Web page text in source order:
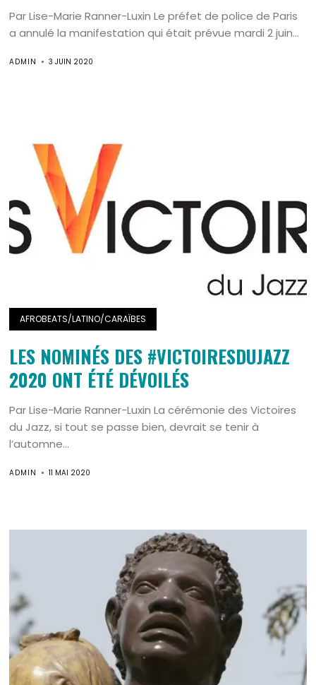
Par Lise-Marie Ranner-Luxin Le préfet de police de Paris
a annulé la manifestation qui était prévue mardi 2 juin...
ADMIN 3 JUIN 2020
AFROBEATS/LATINO/CARAÏBES
LES NOMINÉS DES #VICTOIRESDUJAZZ
2020 ONT ÉTÉ DÉVOILÉS
Par Lise-Marie Ranner-Luxin La cérémonie des Victoires
du Jazz, si tout se passe bien, devrait se tenir à
l’automne...
ADMIN 11 MAI 2020